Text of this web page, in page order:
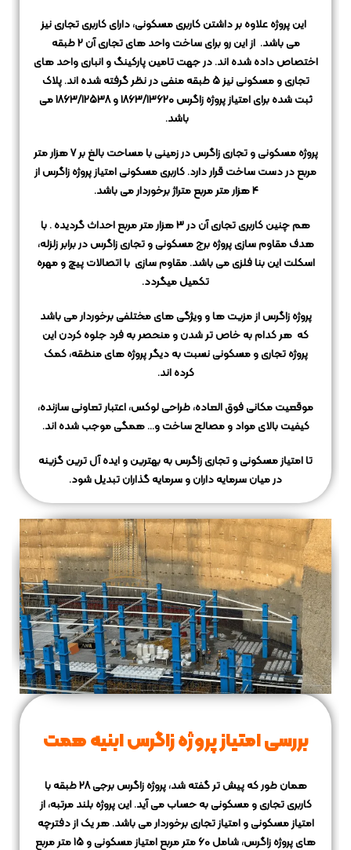
این پروژه علاوه بر داشتن کاربری مسکونی، دارای کاربری تجاری نیز
می باشد.
از این رو برای ساخت واحد های تجاری آن 2 طبقه
اختصاص داده شده اند.در جهت تامین پارکینگ و انباری واحد های
تجاری و مسکونی نیز 5 طبقه منفی در نظر گرفته شده اند.
پلاک
ثبت شده برای امتیاز پروژه زاگرس 1863/13620 و 1863/12538 می
باشد.
پروژه مسکونی و تجاری زاگرس در زمینی با مساحت بالغ بر 7 هزار متر
مربع در دست ساخت قرار دارد.کاربری مسکونی امتیاز پروژه زاگرس از
4 هزار متر مربع متراژ برخوردار می باشد.
هم چنین کاربری تجاری آن در 3 هزار متر مربع احداث گردیده .
با
هدف مقاوم سازی پروژه برج مسکونی و تجاری زاگرس در برابر زلزله،
اسکلت این بنا فلزی می باشد.مقاوم سازی با اتصالات پیچ و مهره
تکمیل میگردد.
پروژه زاگرس از مزیت ها و ویژگی های مختلفی برخوردار می باشد
که هر کدام به خاص تر شدن و منحصر به فرد جلوه کردن این
پروژه تجاری و مسکونی نسبت به دیگر پروژه های منطقه، کمک
کرده اند.
موقعیت مکانی فوق العاده، طراحی لوکس، اعتبار تعاونی سازنده،
کیفیت بالای مواد و مصالح ساخت و… همگی موجب شده اند.
تا امتیاز مسکونی و تجاری زاگرس به بهترین و ایده آل ترین گزینه
در میان سرمایه داران و سرمایه گذاران تبدیل شود.
بررسی امتیاز پروژه زاگرس ابنیه همت
همان طور که پیش تر گفته شد، پروژه زاگرس برجی 28 طبقه با
کاربری تجاری و مسکونی به حساب می آید.این پروژه بلند مرتبه، از
امتیاز مسکونی و امتیاز تجاری برخوردار می باشد.هر یک از دفترچه
های پروژه زاگرس، شامل 60 متر مربع امتیاز مسکونی و 15 متر مربع